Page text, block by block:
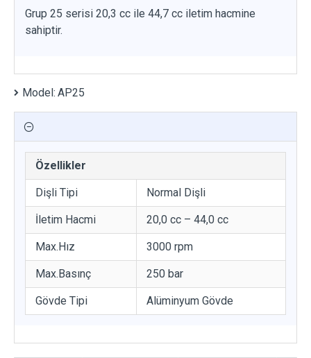
Grup 25 serisi 20,3 cc ile 44,7 cc iletim hacmine
sahiptir.
Model: AP25
Özellikler
Dişli Tipi Normal Dişli
İletim Hacmi 20,0 cc – 44,0 cc
Max.Hız 3000 rpm
Max.Basınç 250 bar
Gövde Tipi Alüminyum Gövde